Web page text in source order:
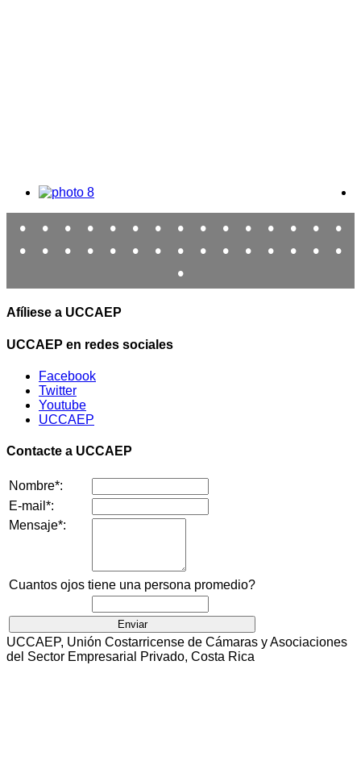
• • • • • • • • • • • • • •
•
•
• • • • • • • • • • • • •
•
•
Afíliese a UCCAEP
UCCAEP en redes sociales
Facebook
Twitter
Youtube
UCCAEP
Contacte a UCCAEP
Nombre*:
E-mail*:
Mensaje*:
Cuantos ojos tiene una persona promedio?
UCCAEP, Unión Costarricense de Cámaras y Asociaciones
del Sector Empresarial Privado, Costa Rica